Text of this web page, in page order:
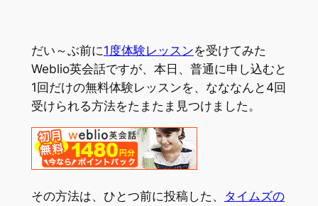
だい～ぶ前に1度体験レッスンを受けてみた
Weblio英会話ですが、本日、普通に申し込むと
1回だけの無料体験レッスンを、なななんと4回
受けられる方法をたまたま見つけました。
その方法は、ひとつ前に投稿した、
タイムズの